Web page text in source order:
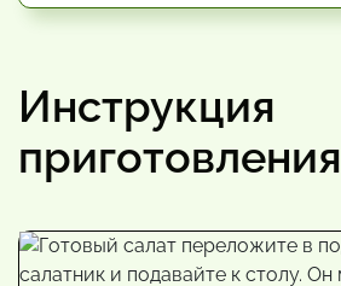
Инструкция
приготовления